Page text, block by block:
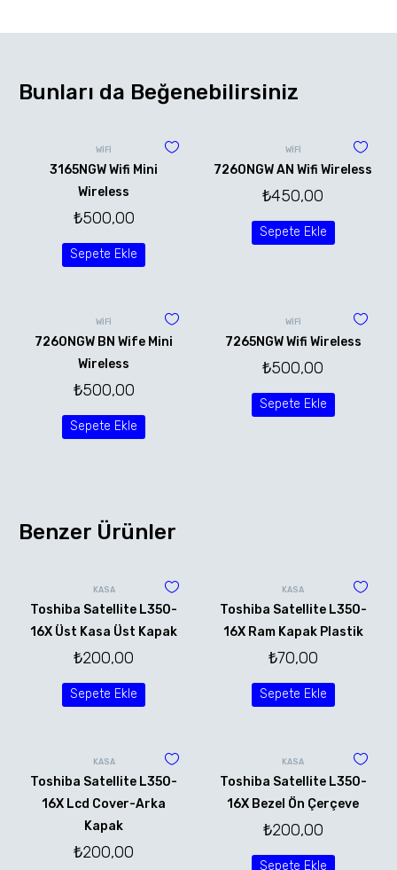
Bunları da Beğenebilirsiniz
WİFİ
3165NGW Wifi Mini
Wireless
₺500,00
Sepete Ekle
WİFİ
7260NGW AN Wifi Wireless
₺450,00
Sepete Ekle
WİFİ
7260NGW BN Wife Mini
Wireless
₺500,00
Sepete Ekle
WİFİ
7265NGW Wifi Wireless
₺500,00
Sepete Ekle
Benzer Ürünler
KASA
Toshiba Satellite L350-
16X Üst Kasa Üst Kapak
₺200,00
Sepete Ekle
KASA
Toshiba Satellite L350-
16X Ram Kapak Plastik
₺70,00
Sepete Ekle
KASA
Toshiba Satellite L350-
16X Lcd Cover-Arka
Kapak
₺200,00
KASA
Toshiba Satellite L350-
16X Bezel Ön Çerçeve
₺200,00
Sepete Ekle